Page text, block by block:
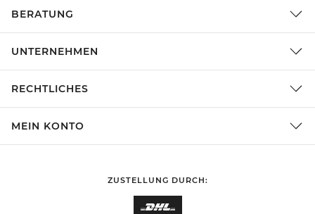
BERATUNG
UNTERNEHMEN
RECHTLICHES
MEIN KONTO
ZUSTELLUNG DURCH: